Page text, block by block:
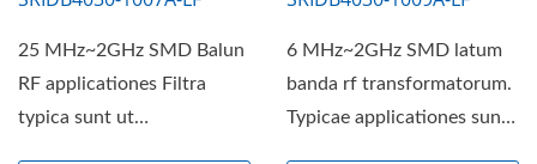
25 MHz~2GHz SMD Balun
RF applicationes Filtra
typica sunt ut
6 MHz~2GHz SMD latum
banda rf transformatorum.
Typicae applicationes sunt